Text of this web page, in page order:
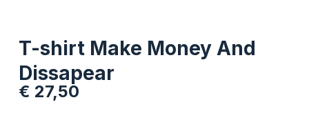
T-shirt Make Money And
Dissapear
€ 27,50